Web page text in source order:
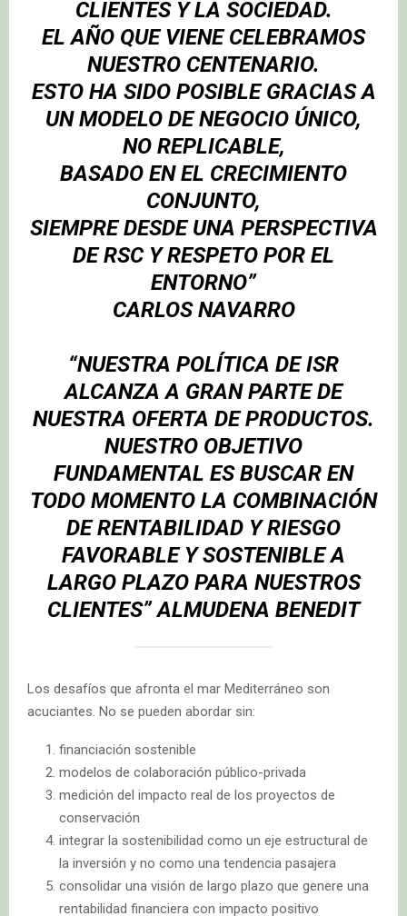
CLIENTES Y LA SOCIEDAD.
EL AÑO QUE VIENE CELEBRAMOS
NUESTRO CENTENARIO.
ESTO HA SIDO POSIBLE GRACIAS A
UN MODELO DE NEGOCIO ÚNICO,
NO REPLICABLE,
BASADO EN EL CRECIMIENTO
CONJUNTO,
SIEMPRE DESDE UNA PERSPECTIVA
DE RSC Y RESPETO POR EL
ENTORNO”
CARLOS NAVARRO
“NUESTRA POLÍTICA DE ISR
ALCANZA A GRAN PARTE DE
NUESTRA OFERTA DE PRODUCTOS.
NUESTRO OBJETIVO
FUNDAMENTAL ES BUSCAR EN
TODO MOMENTO LA COMBINACIÓN
DE RENTABILIDAD Y RIESGO
FAVORABLE Y SOSTENIBLE A
LARGO PLAZO PARA NUESTROS
CLIENTES” ALMUDENA BENEDIT
Los desafíos que afronta el mar Mediterráneo son
acuciantes. No se pueden abordar sin:
financiación sostenible
modelos de colaboración público-privada
medición del impacto real de los proyectos de
conservación
integrar la sostenibilidad como un eje estructural de
la inversión y no como una tendencia pasajera
consolidar una visión de largo plazo que genere una
rentabilidad financiera con impacto positivo